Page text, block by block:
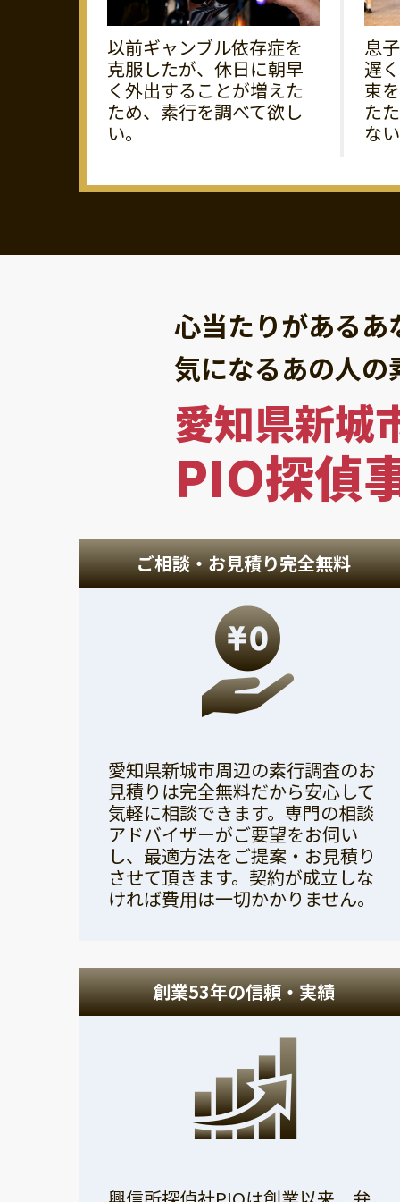
以前ギャンブル依存症を
克服したが、休日に朝早
く外出することが増えた
ため、素行を調べて欲し
い。
息
遅
束
た
な
心当たりがあるあ
気になるあの人
愛知県新城
PIO探偵
ご相談・お見積り完全無料
愛知県新城市周辺の素行調査のお
見積りは完全無料だから安心して
気軽に相談できます。専門の相談
アドバイザーがご要望をお伺い
し、最適方法をご提案・お見積り
させて頂きます。契約が成立しな
ければ費用は一切かかりません。
創業53年の信頼・実績